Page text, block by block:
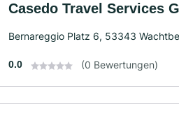
Casedo Travel Services
Bernareggio Platz 6, 53343
0.0 (0 Bewertungen)